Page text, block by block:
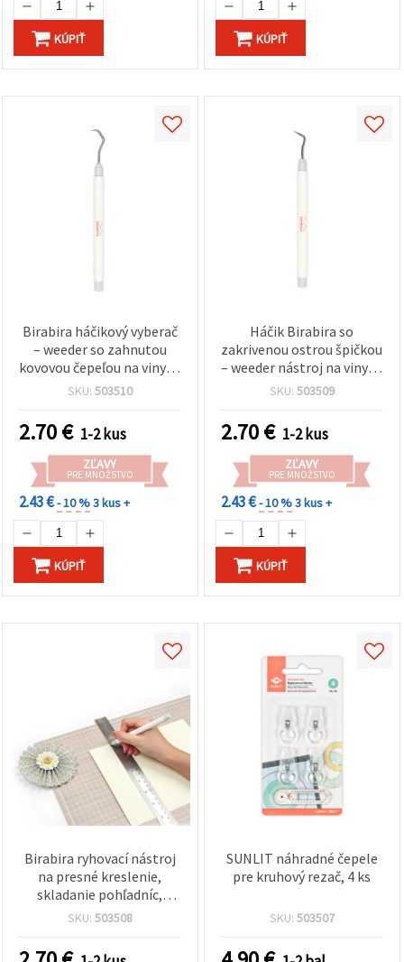
KÚPIŤ KÚPIŤ
Birabira háčikový vyberač
– weeder so zahnutou
kovovou čepeľou na vinyl a
plotrové fólie
SKU: 503510
2.70€ 1-2 kus
ZĽAVY
PRE MNOŽSTVO
2.43 €- 10 %3 kus +
KÚPIŤ
Háčik Birabira so
zakrivenou ostrou špičkou
– weeder nástroj na vinyl a
fólie, 16 cm
SKU: 503509
2.70€ 1-2 kus
ZĽAVY
PRE MNOŽSTVO
2.43 €- 10 %3 kus +
KÚPIŤ
Birabira ryhovací nástroj
na presné kreslenie,
skladanie pohľadníc,
výrobu obálok a tvorbu 3D
SKU: 503508
SUNLIT náhradné čepele
pre kruhový rezač, 4 ks
SKU: 503507